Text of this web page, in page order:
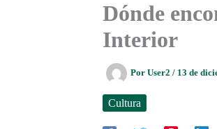
Dónde
Interior
Por User2 / 13 de
Cultura